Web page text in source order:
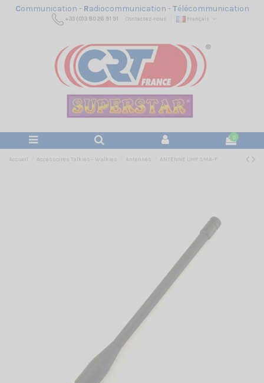
Communication - Radiocommunication -Télécommunication
+33 (0)3 80 26 91 91 Contactez-nous Français
0
Accueil Accessoires Talkies - Walkies Antennes ANTENNE UHF SMA-F